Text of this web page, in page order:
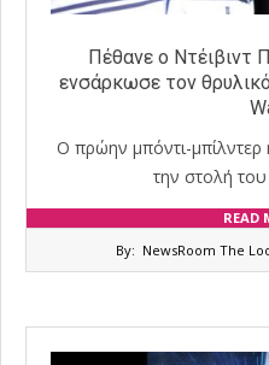
Πέθανε ο Ντέιβιντ
ενσάρκωσε τον
Ο πρώην μπόντι-
την στολή
READ
By: NewsRoom The